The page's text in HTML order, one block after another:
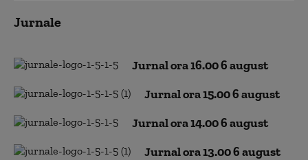
seconds
of
Jurnale
Jurnal ora 16.00 6 august
Jurnal ora 15.00 6 august
Jurnal ora 14.00 6 august
Jurnal ora 13.00 6 august